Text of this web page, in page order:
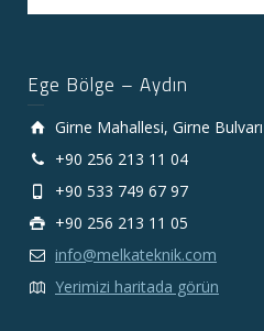
Ege Bölge – Aydın
Girne Mahallesi, Girne
+90 256 213 11 04
+90 533 749 67 97
+90 256 213 11 05
info@melkateknik.com
Yerimizi haritada görün